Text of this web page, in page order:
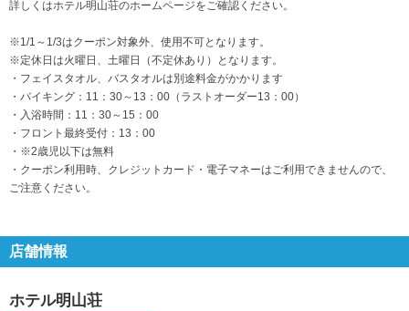
詳しくはホテル明山荘のホームページをご確認ください。
※1/1～1/3はクーポン対象外、使用不可となります。
※定休日は火曜日、土曜日（不定休あり）となります。
・フェイスタオル、バスタオルは別途料金がかかります
・バイキング：11：30～13：00（ラストオーダー13：00）
・入浴時間：11：30～15：00
・フロント最終受付：13：00
・※2歳児以下は無料
・クーポン利用時、クレジットカード・電子マネーはご利用できませんので、
ご注意ください。
店舗情報
ホテル明山荘